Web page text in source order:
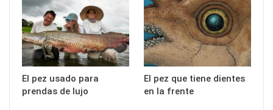
El pez usado para
prendas de lujo
El pez que tiene dientes
en la frente